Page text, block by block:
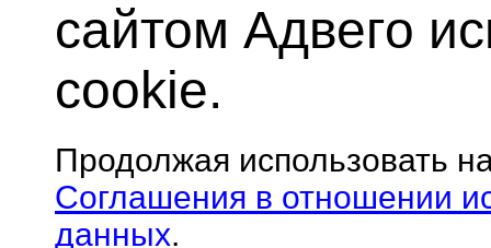
сайтом Адвего
cookie.
Продолжая использовать
Соглашения в отношении
данных.